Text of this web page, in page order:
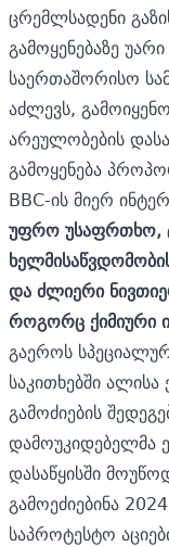
ცრემლსადენი
გამოყენებაზე
საერთაშორისო
აძლევს,
არეულობების
გამოყენება
BBC-ის მიერ
უფრო უსაფრთხო,
და ძლიერი
როგორც ქიმიური
გაეროს
საკითხებში
გამოძიების
დამოუკიდებელმა
დასაწყისში
გამოეძიებინა
საპროტესტო